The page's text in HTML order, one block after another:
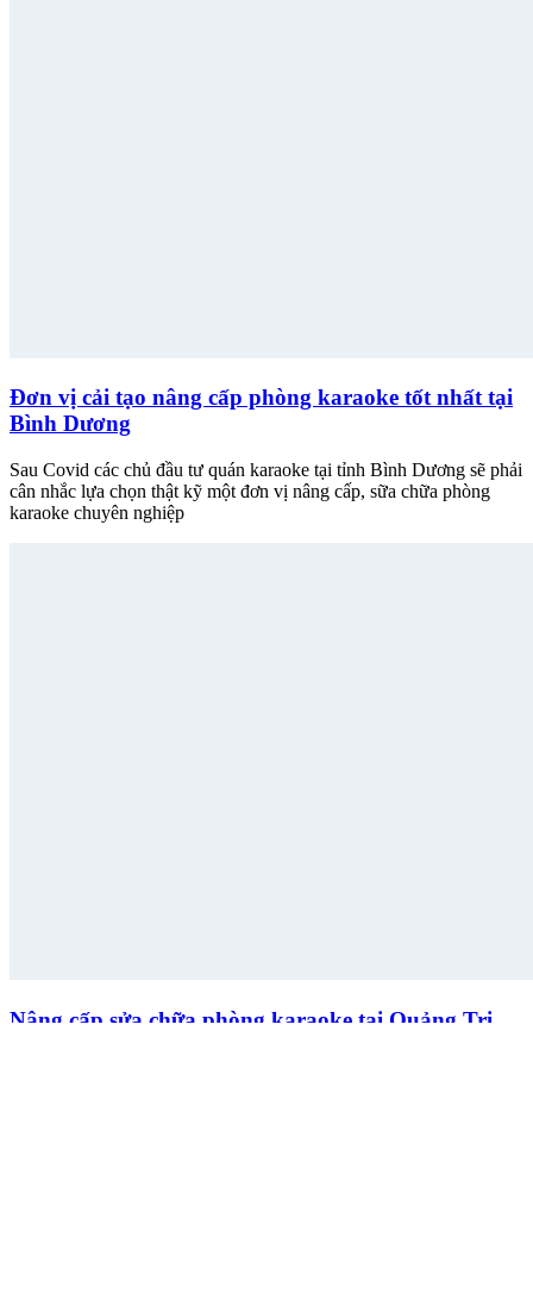
Đơn vị cải tạo nâng cấp phòng karaoke tốt nhất tại
Bình Dương
Sau Covid các chủ đầu tư quán karaoke tại tỉnh Bình Dương sẽ phải
cân nhắc lựa chọn thật kỹ một đơn vị nâng cấp, sữa chữa phòng
karaoke chuyên nghiệp
Nâng cấp sửa chữa phòng karaoke tại Quảng Trị